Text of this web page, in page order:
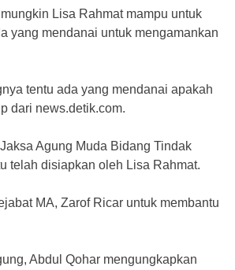
Lisa Rahmat mampu untuk
yang mendanai untuk mengamankan
tentu ada yang mendanai apakah
dari news.detik.com.
Agung Muda Bidang Tindak
telah disiapkan oleh Lisa Rahmat.
MA, Zarof Ricar untuk membantu
Abdul Qohar mengungkapkan